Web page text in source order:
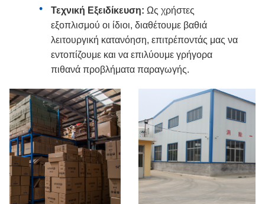
Τεχνική Εξειδίκευση: Ως χρήστες
εξοπλισμού οι ίδιοι, διαθέτουμε βαθιά
λειτουργική κατανόηση, επιτρέποντάς μας να
εντοπίζουμε και να επιλύουμε γρήγορα
πιθανά προβλήματα παραγωγής.